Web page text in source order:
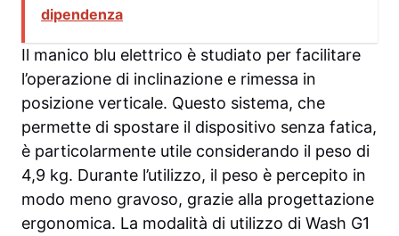
dipendenza
Il manico blu elettrico è studiato per facilitare
l’operazione di inclinazione e rimessa in
posizione verticale. Questo sistema, che
permette di spostare il dispositivo senza fatica,
è particolarmente utile considerando il peso di
4,9 kg. Durante l’utilizzo, il peso è percepito in
modo meno gravoso, grazie alla progettazione
ergonomica. La modalità di utilizzo di Wash G1